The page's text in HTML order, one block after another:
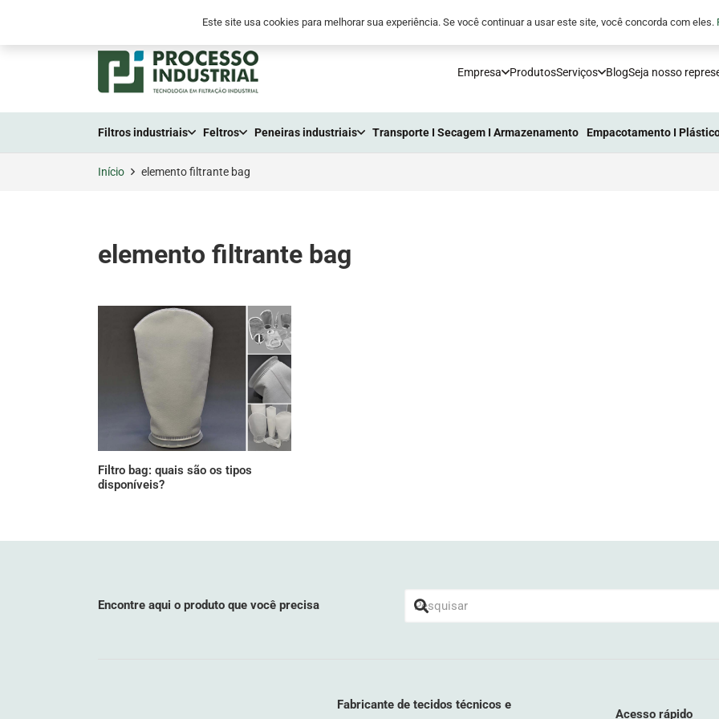
+55 (41) 2105-3300 +55 (41) 9 8794-6555 comunicacao@processoindustrial.com.br
Empresa ProdutosServiços BlogSeja nosso
Filtros industriais Feltros Peneiras industriais Transporte I Secagem I Armazenamento Empacotamento I
Início elemento filtrante bag
elemento filtrante bag
Filtro bag: quais são os tipos
disponíveis?
Encontre aqui o produto que você precisa
Fabricante de tecidos técnicos e
Acesso rápido
Este site usa cookies para melhorar sua experiência. Se você continuar a usar este site, você concorda com eles.